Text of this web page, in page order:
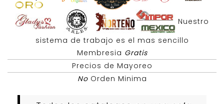
Nuestro
sistema de trabajo es el mas sencillo
Membresia Gratis
Precios de Mayoreo
NoOrden Minima